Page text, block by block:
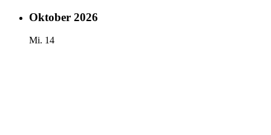
Oktober 2026
Mi. 14